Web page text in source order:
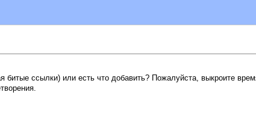
ссылки) или есть что добавить? Пожалуйста, выкроите